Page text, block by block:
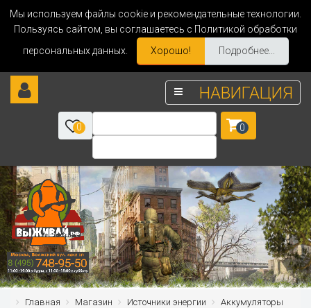
Мы используем файлы cookie и рекомендательные технологии.
Пользуясь сайтом, вы соглашаетесь с Политикой обработки
персональных данных.
Хорошо! Подробнее...
НАВИГАЦИЯ
0 0
Главная Магазин Источники энергии Аккумуляторы